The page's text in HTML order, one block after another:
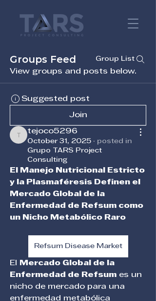
Groups Feed Group List
View groups and posts below.
Suggested post
Join
tejoco5296
tejoco5296
October 31, 2025 · posted in
Grupo TARS Project
Consulting
El Manejo Nutricional Estricto
y la Plasmaféresis Definen el
Mercado Global de la
Enfermedad de Refsum como
un Nicho Metabólico Raro
Refsum Disease Market
El
Mercado Global de la
Enfermedad de Refsum es un
nicho de mercado para una
enfermedad metabólica